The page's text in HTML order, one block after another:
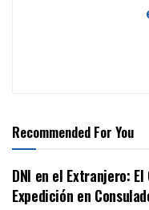
Recommended For You
DNI en el Extranjero:
Expedición en